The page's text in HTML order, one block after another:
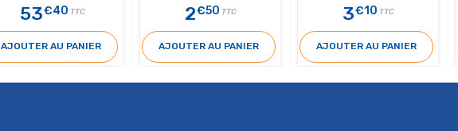
53€40 TTC
AJOUTER AU PANIER
2€50 TTC
AJOUTER AU PANIER
3€10 TTC
AJOUTER AU PANIER